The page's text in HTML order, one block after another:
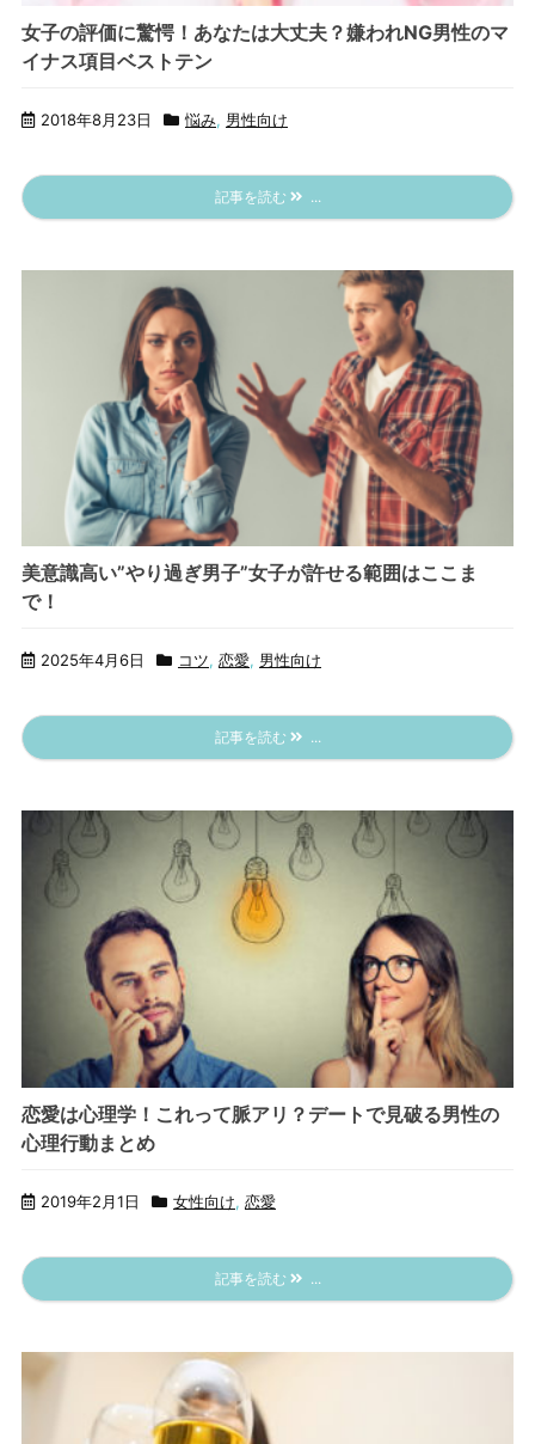
女子の評価に驚愕！あなたは大丈夫？嫌われNG男性のマ
イナス項目ベストテン
2018年8月23日 悩み, 男性向け
記事を読む ...
美意識高い”やり過ぎ男子”女子が許せる範囲はここま
で！
2025年4月6日 コツ, 恋愛, 男性向け
記事を読む ...
恋愛は心理学！これって脈アリ？デートで見破る男性の
心理行動まとめ
2019年2月1日 女性向け, 恋愛
記事を読む ...